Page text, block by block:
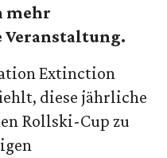
mehr
Extinction
diese jährliche
Rollski-Cup zu